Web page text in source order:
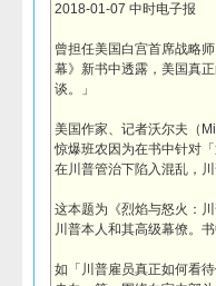
2018-01-07 中时电子报
曾担任美国白宫首席战略
幕》新书中透露，美国真
谈。」
美国作家、记者沃尔夫（
惊爆班农因为在书中针对
在川普管治下陷入混乱，
这本题为《烈焰与怒火：
川普本人和其高级幕僚。
如「川普雇员真正如何看